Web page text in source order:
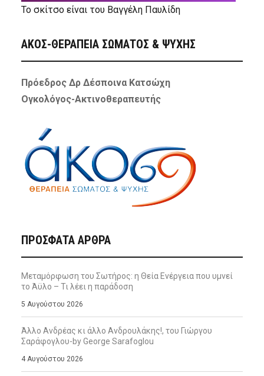
Το σκίτσο είναι του Βαγγέλη Παυλίδη
ΑΚΟΣ-ΘΕΡΑΠΕΙΑ ΣΩΜΑΤΟΣ & ΨΥΧΗΣ
Πρόεδρος Δρ Δέσποινα Κατσώχη
Ογκολόγος-Ακτινοθεραπευτής
ΠΡΌΣΦΑΤΑ ΆΡΘΡΑ
Μεταμόρφωση του Σωτήρος: η Θεία Ενέργεια που υμνεί
το Άϋλο – Τι λέει η παράδοση
5 Αυγούστου 2026
Άλλο Ανδρέας κι άλλο Ανδρουλάκης!, του Γιώργου
Σαράφογλου-by George Sarafoglou
4 Αυγούστου 2026